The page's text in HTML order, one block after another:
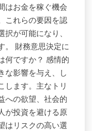
はお金を稼ぐ機会
これらの要因を認
が可能になり、
。 財務意思決定に
何ですか？ 感情的
な影響を与え、し
します。主なトリ
への欲望、社会的
が投資を避ける原
はリスクの高い選